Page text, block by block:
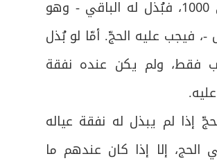
وهو يحتاج إلى 1000، فبُذل له الباقي - وهو
-، فيجب عليه الحجّ. أمّا لو بُذل
فقط، ولم يكن عنده نفقة
.
إذا لم يبذل له نفقة عياله
إلا إذا كان عندهم ما
فروع
إدراك الوقوفين أو أحدهما
الوقوف بمزدلفة:
في أعمال منى يوم العيد فيه